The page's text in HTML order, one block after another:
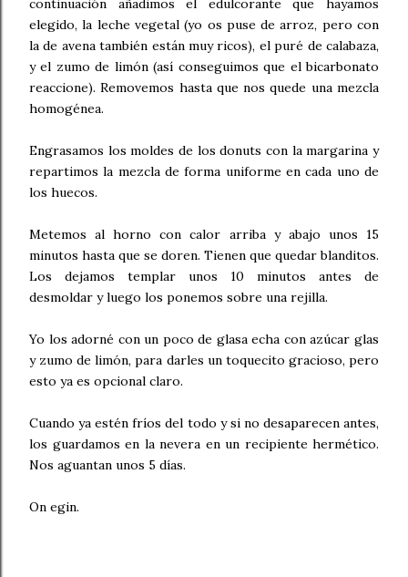
continuación añadimos el edulcorante que hayamos
elegido, la leche vegetal (yo os puse de arroz, pero con
la de avena también están muy ricos), el puré de calabaza,
y el zumo de limón (así conseguimos que el bicarbonato
reaccione). Removemos hasta que nos quede una mezcla
homogénea.
Engrasamos los moldes de los donuts con la margarina y
repartimos la mezcla de forma uniforme en cada uno de
los huecos.
Metemos al horno con calor arriba y abajo unos 15
minutos hasta que se doren. Tienen que quedar blanditos.
Los dejamos templar unos 10 minutos antes de
desmoldar y luego los ponemos sobre una rejilla.
Yo los adorné con un poco de glasa echa con azúcar glas
y zumo de limón, para darles un toquecito gracioso, pero
esto ya es opcional claro.
Cuando ya estén fríos del todo y si no desaparecen antes,
los guardamos en la nevera en un recipiente hermético.
Nos aguantan unos 5 días.
On egin.